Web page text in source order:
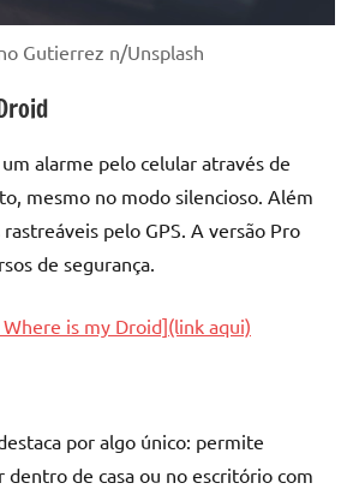
Gutierrez n/Unsplash
alarme pelo celular através de
mesmo no modo silencioso. Além
pelo GPS. A versão Pro
de segurança.
is my Droid](link aqui)
por algo único: permite
dentro de casa ou no escritório com